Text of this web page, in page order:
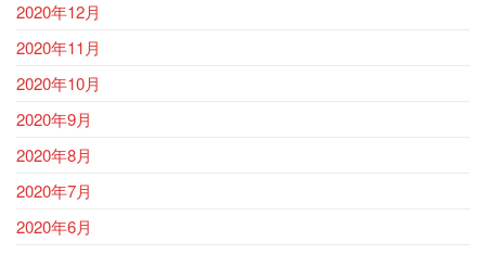
2020年12月
2020年11月
2020年10月
2020年9月
2020年8月
2020年7月
2020年6月